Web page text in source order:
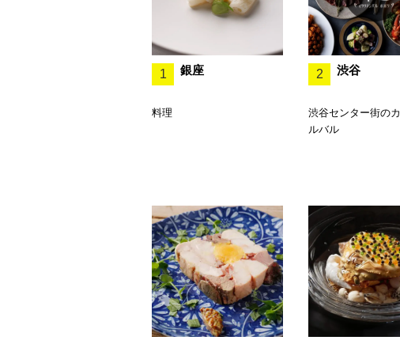
1 銀座
料理
2 渋谷
渋谷センター街の
ルバル